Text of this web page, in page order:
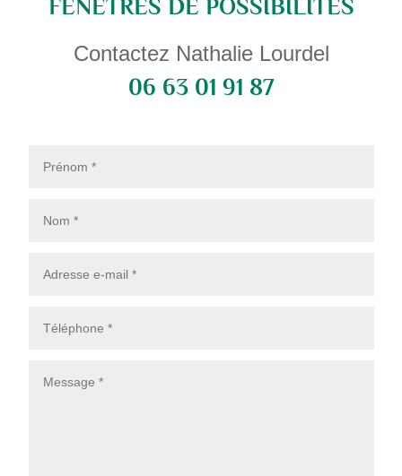
FENÊTRES DE POSSIBILITÉS
Contactez Nathalie Lourdel
06 63 01 91 87